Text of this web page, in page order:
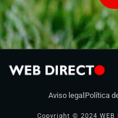
Aviso legal Política
Copyright © 2024